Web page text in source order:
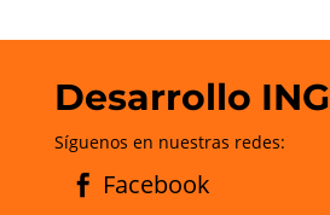
Desarrollo ING
Síguenos en nuestras redes:
Facebook